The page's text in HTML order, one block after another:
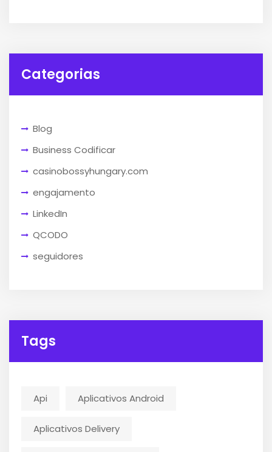
Categorias
Blog
Business Codificar
casinobossyhungary.com
engajamento
LinkedIn
QCODO
seguidores
Tags
Api Aplicativos Android
Aplicativos Delivery